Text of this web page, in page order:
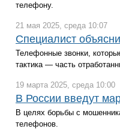
телефону.
21 мая 2025, среда 10:07
Специалист
Телефонные звонки,
тактика — часть
19 марта 2025, среда 10:00
В России введут
В целях борьбы с
телефонов.